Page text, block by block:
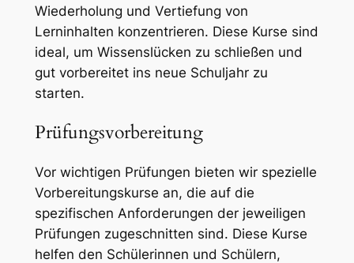
Wiederholung und Vertiefung von
Lerninhalten konzentrieren. Diese Kurse sind
ideal, um Wissenslücken zu schließen und
gut vorbereitet ins neue Schuljahr zu
starten.
Prüfungsvorbereitung
Vor wichtigen Prüfungen bieten wir spezielle
Vorbereitungskurse an, die auf die
spezifischen Anforderungen der jeweiligen
Prüfungen zugeschnitten sind. Diese Kurse
helfen den Schülerinnen und Schülern,